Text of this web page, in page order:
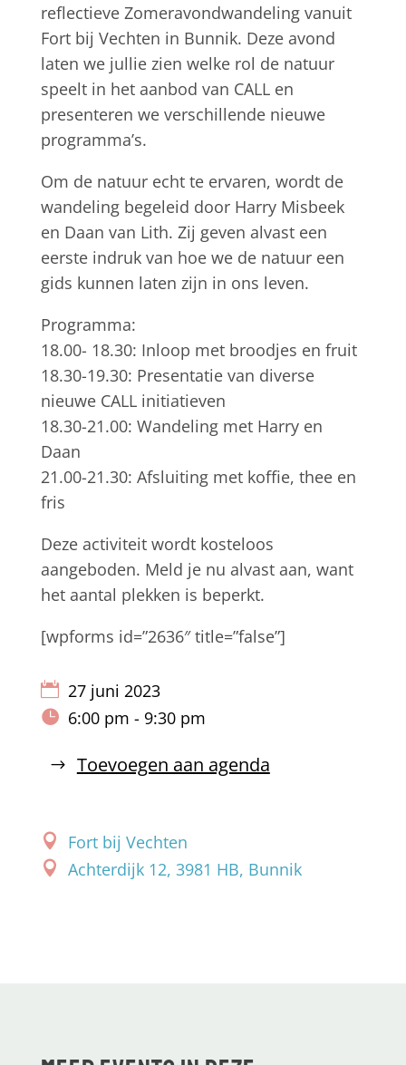
reflectieve Zomeravondwandeling vanuit
Fort bij Vechten in Bunnik. Deze avond
laten we jullie zien welke rol de natuur
speelt in het aanbod van CALL en
presenteren we verschillende nieuwe
programma’s.
Om de natuur echt te ervaren, wordt de
wandeling begeleid door Harry Misbeek
en Daan van Lith. Zij geven alvast een
eerste indruk van hoe we de natuur een
gids kunnen laten zijn in ons leven.
Programma:
18.00- 18.30: Inloop met broodjes en fruit
18.30-19.30: Presentatie van diverse
nieuwe CALL initiatieven
18.30-21.00: Wandeling met Harry en
Daan
21.00-21.30: Afsluiting met koffie, thee en
fris
Deze activiteit wordt kosteloos
aangeboden. Meld je nu alvast aan, want
het aantal plekken is beperkt.
[wpforms id=”2636″ title=”false”]
27 juni 2023
6:00 pm - 9:30 pm
Toevoegen aan agenda
Fort bij Vechten
Achterdijk 12, 3981 HB, Bunnik